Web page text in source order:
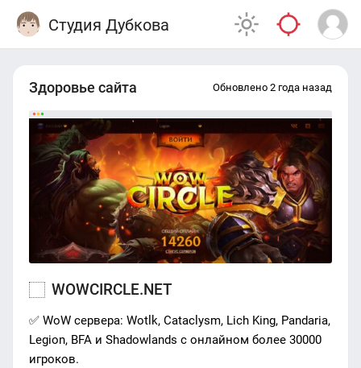
Студия Дубкова
Здоровье сайта Обновлено 2 года назад
WOWCIRCLE.NET
✅ WoW сервера: Wotlk, Cataclysm, Lich King, Pandaria,
Legion, BFA и Shadowlands с онлайном более 30000
игроков.